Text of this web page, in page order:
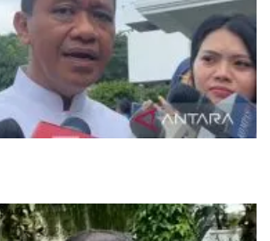
BBM subsidi aman hingga